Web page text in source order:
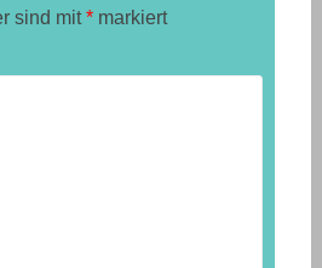
sind mit*markiert